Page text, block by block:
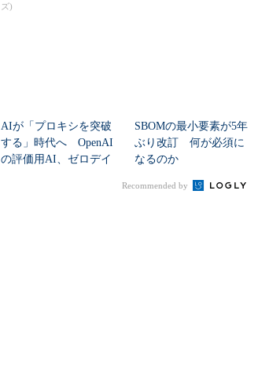
ズ)
AIが「プロキシを突破
する」時代へ OpenAI
の評価用AI、ゼロデイ
SBOMの最小要素が5年
ぶり改訂 何が必須に
なるのか
Recommended by